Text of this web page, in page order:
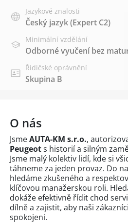
Jazykové znalosti
Český jazyk(Expert C2)
Minimální vzdělání
Odborné vyučení bez
Řidičské oprávnění
Skupina B
O nás
JsmeAUTA-KM s.r.o.,
Peugeots historií a silným
Jsme malý kolektiv lidí, kde si
táhneme za jeden provaz. Do
hledáme zkušeného a
klíčovou manažerskou roli.
dokáže efektivně řídit chod
dílně a zajistit, aby naši
spokojeni.